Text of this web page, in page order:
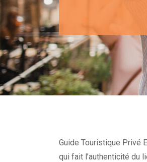
Guide Touristique Privé
qui fait l’authenticité du